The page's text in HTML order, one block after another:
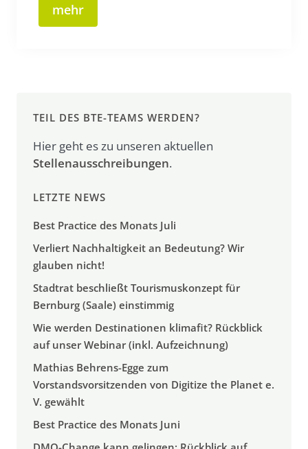
mehr
TEIL DES BTE-TEAMS WERDEN?
Hier geht es zu unseren aktuellen
Stellenausschreibungen.
LETZTE NEWS
Best Practice des Monats Juli
Verliert Nachhaltigkeit an Bedeutung? Wir
glauben nicht!
Stadtrat beschließt Tourismuskonzept für
Bernburg (Saale) einstimmig
Wie werden Destinationen klimafit? Rückblick
auf unser Webinar (inkl. Aufzeichnung)
Mathias Behrens-Egge zum
Vorstandsvorsitzenden von Digitize the Planet e.
V. gewählt
Best Practice des Monats Juni